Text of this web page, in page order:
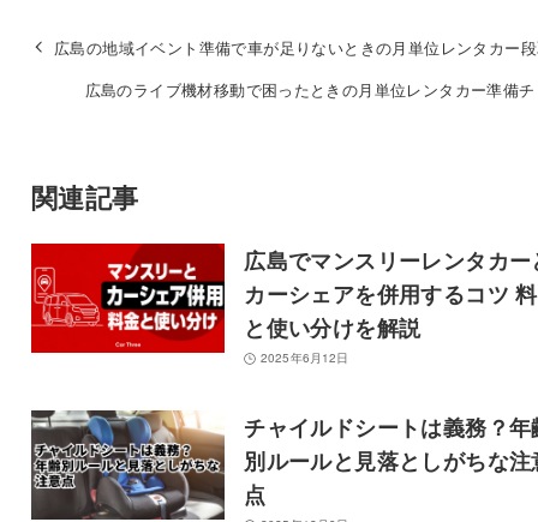
広島の地域イベント準備で車が足りないときの月単位レンタカー
広島のライブ機材移動で困ったときの月単位レンタカー準備
関連記事
広島でマンスリーレンタカー
カーシェアを併用するコツ
と使い分けを解説
2025年6月12日
チャイルドシートは義務？年
別ルールと見落としがちな注
点